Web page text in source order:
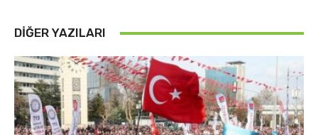
DIĞER YAZILARI